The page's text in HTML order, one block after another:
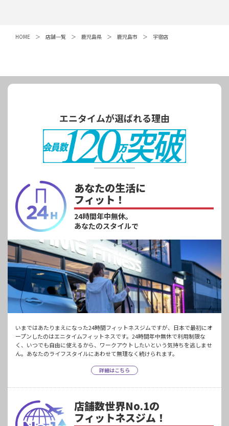
HOME 店舗一覧 鹿児島県 鹿児島市 宇宿店
エニタイムが選ばれる理由
あなたの生活に
フィット！
24時間年中無休。
あなたのスタイルで
いまではあたりまえになった24時間フィットネスジムですが、日本で最初にオ
ープンしたのはエニタイムフィットネスです。24時間年中無休で利用制限な
く、いつでも自由に使えるから、ワークアウトしたいという気持ちを逃しませ
ん。あなたのライフスタイルにあわせて無理なく続けられます。
詳細はこちら
店舗数世界No.1の
フィットネスジム！